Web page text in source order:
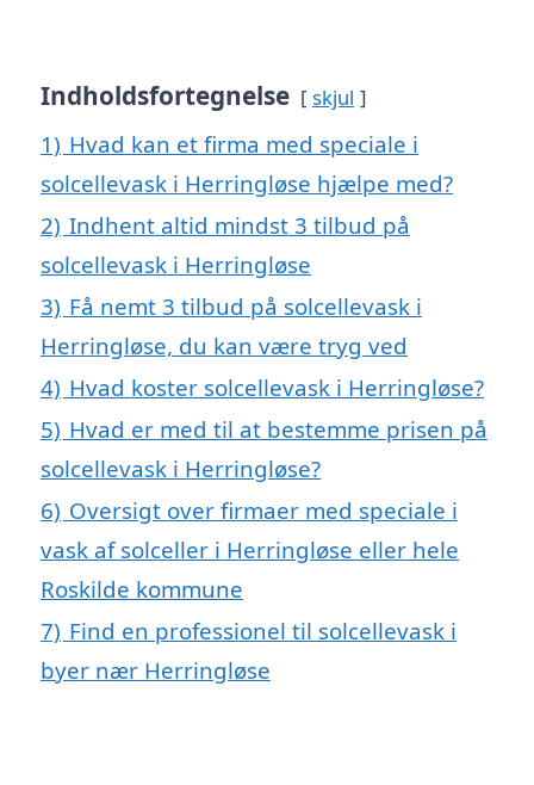
Indholdsfortegnelse skjul
1) Hvad kan et firma med speciale i
solcellevask i Herringløse hjælpe med?
2) Indhent altid mindst 3 tilbud på
solcellevask i Herringløse
3) Få nemt 3 tilbud på solcellevask i
Herringløse, du kan være tryg ved
4) Hvad koster solcellevask i Herringløse?
5) Hvad er med til at bestemme prisen på
solcellevask i Herringløse?
6) Oversigt over firmaer med speciale i
vask af solceller i Herringløse eller hele
Roskilde kommune
7) Find en professionel til solcellevask i
byer nær Herringløse